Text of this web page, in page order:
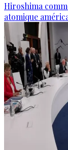
Hiroshima
atomique